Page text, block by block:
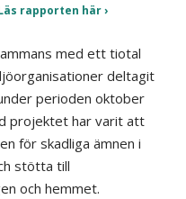
rapporten här
med ett tiotal
deltagit
perioden oktober
projektet har varit att
för skadliga ämnen i
stötta till
och hemmet.